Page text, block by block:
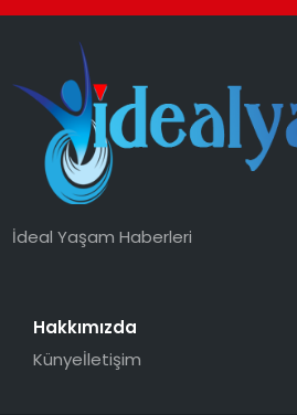
İdeal Yaşam Haberleri
Hakkımızda
Künyeİletişim